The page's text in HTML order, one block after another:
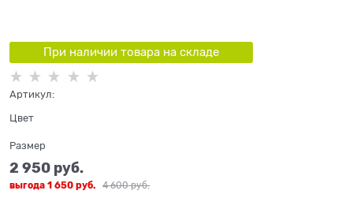
При наличии товара на складе
Артикул:
Цвет
Размер
4 600 руб.
2 950 руб.
выгода 1 650 руб.